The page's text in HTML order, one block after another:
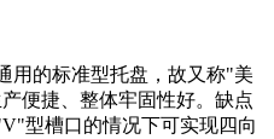
用的标准型托盘，故又称"美
便捷、整体牢固性好。缺点
型槽口的情况下可实现四向